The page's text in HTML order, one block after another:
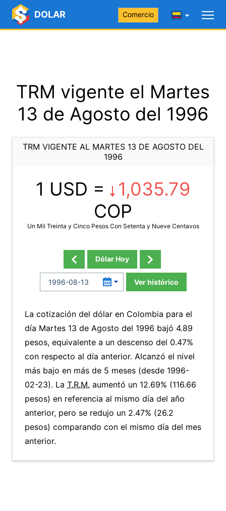
DOLAR Comercio
TRM vigente el Martes
13 de Agosto del 1996
TRM VIGENTE AL MARTES 13 DE AGOSTO DEL
1996
1 USD =
1,035.79
COP
Un Mil Treinta y Cinco Pesos Con Setenta y Nueve Centavos
Dólar Hoy
Ver histórico
La cotización del dólar en Colombia para el
día Martes 13 de Agosto del 1996 bajó 4.89
pesos, equivalente a un descenso del 0.47%
con respecto al día anterior. Alcanzó el nivel
más bajo en más de 5 meses (desde 1996-
02-23). La T.R.M. aumentó un 12.69% (116.66
pesos) en referencia al mismo día del año
anterior, pero se redujo un 2.47% (26.2
pesos) comparando con el mismo día del mes
anterior.